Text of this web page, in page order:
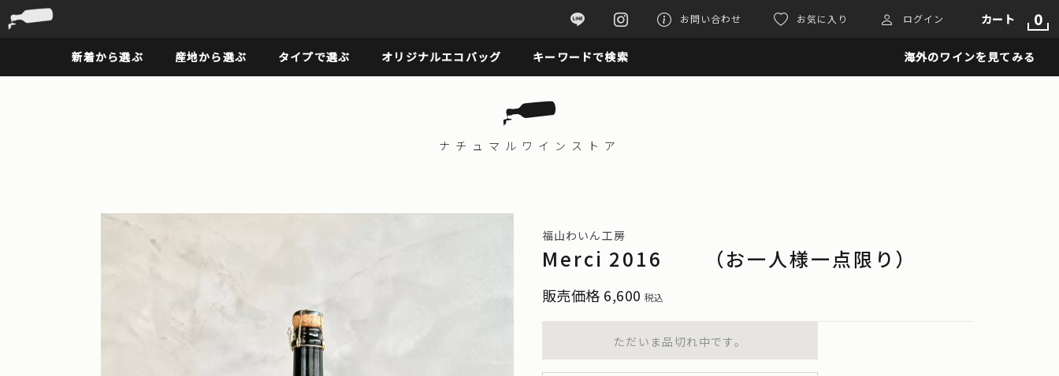
お問い合わせ お気に入り ログイン カート 0
新着から選ぶ 産地から選ぶ タイプで選ぶ オリジナルエコバッグ キーワードで検索 海外のワインを見てみる
ナチュマル ワインストア
福山わいん工房
Merci 2016 （お一人様一点限り）
販売価格 6,600 税込
ただいま品切れ中です。